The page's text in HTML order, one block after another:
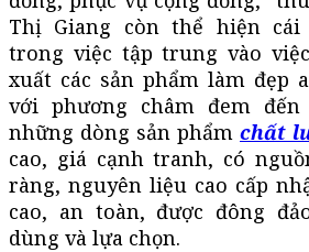
Thị Giang còn thể hiện cái
trong việc tập trung vào
xuất các sản phẩm làm đẹp
với phương châm đem
những dòng sản phẩm chất
cao, giá cạnh tranh, có
ràng, nguyên liệu cao cấp
cao, an toàn, được đông
dùng và lựa chọn.